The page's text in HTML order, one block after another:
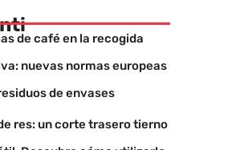
de café en la recogida
nuevas normas europeas
de envases
res: un corte trasero tierno